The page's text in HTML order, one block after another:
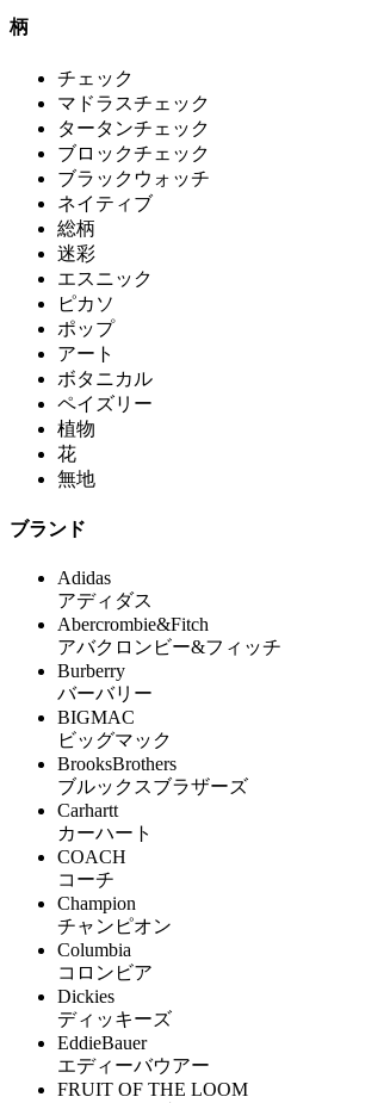
柄
チェック
マドラスチェック
タータンチェック
ブロックチェック
ブラックウォッチ
ネイティブ
総柄
迷彩
エスニック
ピカソ
ポップ
アート
ボタニカル
ペイズリー
植物
花
無地
ブランド
Adidas
アディダス
Abercrombie&Fitch
アバクロンビー&フィッチ
Burberry
バーバリー
BIGMAC
ビッグマック
BrooksBrothers
ブルックスブラザーズ
Carhartt
カーハート
COACH
コーチ
Champion
チャンピオン
Columbia
コロンビア
Dickies
ディッキーズ
EddieBauer
エディーバウアー
FRUIT OF THE LOOM